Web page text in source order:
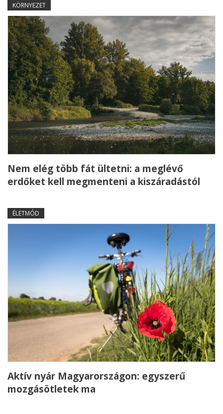
KÖRNYEZET
Nem elég több fát ültetni: a meglévő
erdőket kell megmenteni a kiszáradástól
ÉLETMÓD
Aktív nyár Magyarországon: egyszerű
mozgásötletek ma